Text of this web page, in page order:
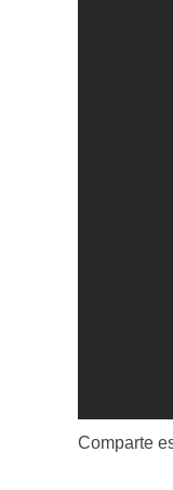
Comparte